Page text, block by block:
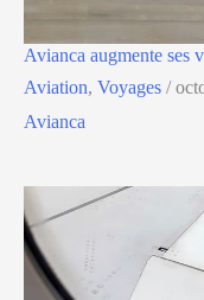
Avianca augmente ses
Aviation, Voyages /
Avianca